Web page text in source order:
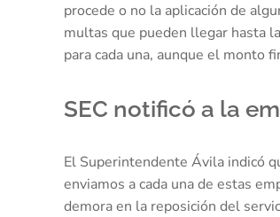
procede o no la aplicación de
multas que pueden llegar hasta
para cada una, aunque el monto
SEC notificó a la
El Superintendente Ávila indicó
enviamos a cada una de estas
demora en la reposición del